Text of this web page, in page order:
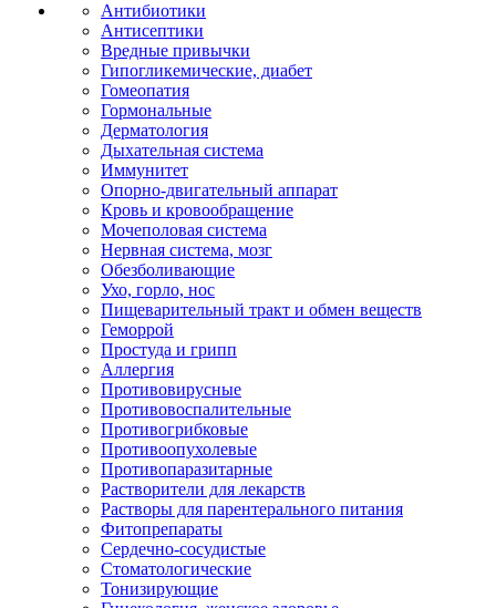
Антибиотики
Антисептики
Вредные привычки
Гипогликемические, диабет
Гомеопатия
Гормональные
Дерматология
Дыхательная система
Иммунитет
Опорно-двигательный аппарат
Кровь и кровообращение
Мочеполовая система
Нервная система, мозг
Обезболивающие
Ухо, горло, нос
Пищеварительный тракт и обмен веществ
Геморрой
Простуда и грипп
Аллергия
Противовирусные
Противовоспалительные
Противогрибковые
Противоопухолевые
Противопаразитарные
Растворители для лекарств
Растворы для парентерального питания
Фитопрепараты
Сердечно-сосудистые
Стоматологические
Тонизирующие